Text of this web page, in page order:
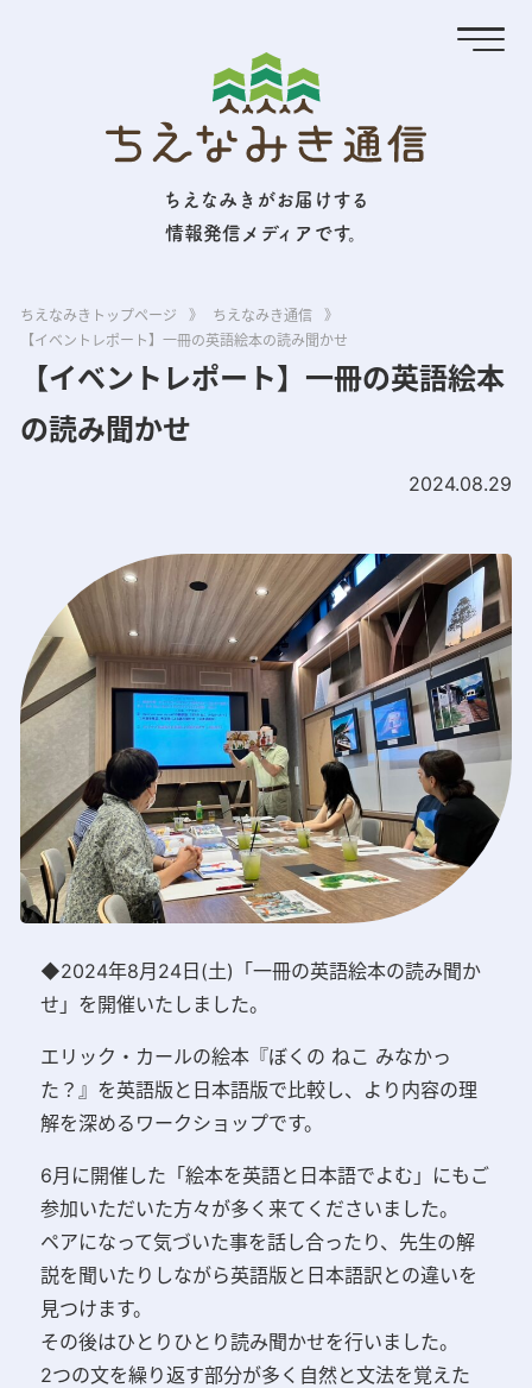
ちえなみきがお届けする
情報発信メディアです。
ちえなみきトップページ 》 ちえなみき通信
》
【イベントレポート】一冊の英語絵本の読み聞かせ
【イベントレポート】一冊の英語絵本
の読み聞かせ
2024.08.29
◆2024年8月24日(土)「一冊の英語絵本の読み聞か
せ」を開催いたしました。
エリック・カールの絵本『ぼくの ねこ みなかっ
た？』を英語版と日本語版で比較し、より内容の理
解を深めるワークショップです。
6月に開催した 「絵本を英語と日本語でよむ」にもご
参加いただいた方々が多く来てくださいました。
ペアになって気づいた事を話し合ったり、先生の解
説を聞いたりしながら英語版と日本語訳との違いを
見つけます。
その後はひとりひとり読み聞かせを行いました。
2つの文を繰り返す部分が多く自然と文法を覚えた